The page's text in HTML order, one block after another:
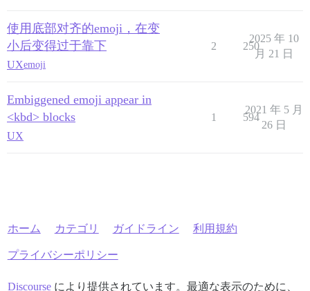
使用底部对齐的emoji，在变
小后变得过于靠下
UXemoji
2 250
2025 年 10
月 21 日
Embiggened emoji appear in
<kbd> blocks
UX
1 594
2021 年 5 月
26 日
ホーム カテゴリ ガイドライン 利用規約
プライバシーポリシー
Discourseにより提供されています。最適な表示のために、